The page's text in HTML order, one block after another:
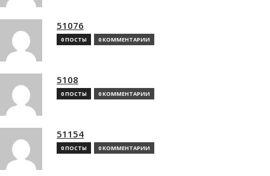
51076
0 ПОСТЫ 0 КОММЕНТАРИИ
5108
0 ПОСТЫ 0 КОММЕНТАРИИ
51154
0 ПОСТЫ 0 КОММЕНТАРИИ